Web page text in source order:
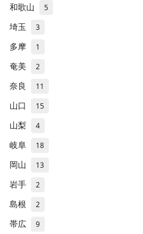
和歌山 5
埼玉 3
多摩 1
奄美 2
奈良 11
山口 15
山梨 4
岐阜 18
岡山 13
岩手 2
島根 2
帯広 9